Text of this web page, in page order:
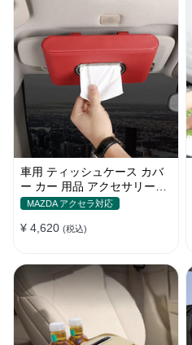
車用 ティッシュケース カバ
ー カー 用品 アクセサリー
PUレザー 革 箱 ティッシュ
便利グッズ 吊り下げ式 置き
MAZDA アクセラ対応
¥ 4,620 (税込)